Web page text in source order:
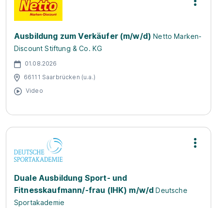
Ausbildung zum Verkäufer (m/w/d) Netto Marken-
Discount Stiftung & Co. KG
01.08.2026
66111 Saarbrücken (u.a.)
Video
Duale Ausbildung Sport- und
Fitnesskaufmann/-frau (IHK) m/w/d Deutsche
Sportakademie